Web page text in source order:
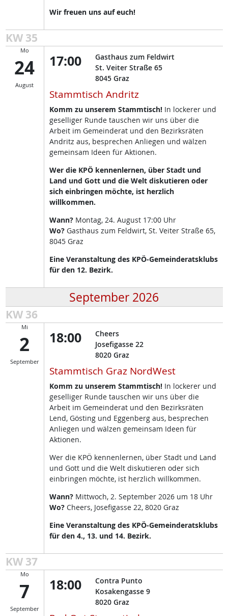
Wir freuen uns auf euch!
KW 35
Mo
24
August
17:00
Gasthaus zum Feldwirt
St. Veiter Straße 65
8045 Graz
Stammtisch Andritz
Komm zu unserem Stammtisch!In lockerer und
geselliger Runde tauschen wir uns über die
Arbeit im Gemeinderat und den Bezirksräten
Andritz aus, besprechen Anliegen und wälzen
gemeinsam Ideen für Aktionen.
Wer die KPÖ kennenlernen, über Stadt und
Land und Gott und die Welt diskutieren oder
sich einbringen möchte, ist herzlich
willkommen.
Wann?Montag, 24. August 17:00 Uhr
Wo?Gasthaus zum Feldwirt, St. Veiter Straße 65,
8045 Graz
Eine Veranstaltung des KPÖ-Gemeinderatsklubs
für den 12. Bezirk.
September 2026
KW 36
Mi
2
September
18:00
Cheers
Josefigasse 22
8020 Graz
Stammtisch Graz NordWest
Komm zu unserem Stammtisch!In lockerer und
geselliger Runde tauschen wir uns über die
Arbeit im Gemeinderat und den Bezirksräten
Lend, Gösting und Eggenberg aus, besprechen
Anliegen und wälzen gemeinsam Ideen für
Aktionen.
Wer die KPÖ kennenlernen, über Stadt und Land
und Gott und die Welt diskutieren oder sich
einbringen möchte, ist herzlich willkommen.
Wann?Mittwoch, 2. September 2026 um 18 Uhr
Wo?Cheers, Josefigasse 22, 8020 Graz
Eine Veranstaltung des KPÖ-Gemeinderatsklubs
für den 4., 13. und 14. Bezirk.
KW 37
Mo
7
September
18:00
Contra Punto
Kosakengasse 9
8020 Graz